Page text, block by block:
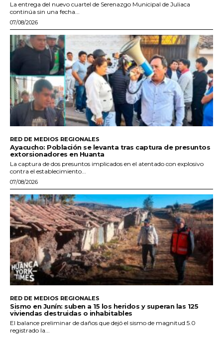
La entrega del nuevo cuartel de Serenazgo Municipal de Juliaca
continúa sin una fecha...
07/08/2026
RED DE MEDIOS REGIONALES
Ayacucho: Población se levanta tras captura de presuntos
extorsionadores en Huanta
La captura de dos presuntos implicados en el atentado con explosivo
contra el establecimiento...
07/08/2026
RED DE MEDIOS REGIONALES
Sismo en Junín: suben a 15 los heridos y superan las 125
viviendas destruidas o inhabitables
El balance preliminar de daños que dejó el sismo de magnitud 5.0
registrado la...